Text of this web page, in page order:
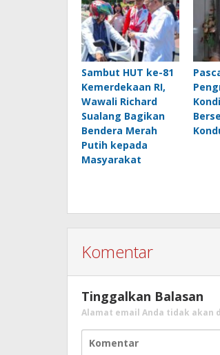
Sambut HUT ke-81
Kemerdekaan RI,
Wawali Richard
Sualang Bagikan
Bendera Merah
Putih kepada
Masyarakat
Komentar
Tinggalkan Balasan
Alamat email Anda tidak akan